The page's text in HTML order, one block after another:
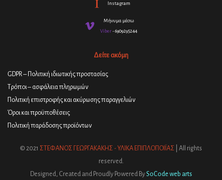
Instagram
Μήνυμα μέσω
Viber- 6909295244
Δείτε ακόμη
GDPR – Πολιτική ιδιωτικής προστασίας
Τρόποι – ασφάλεια πληρωμών
Πολιτική επιστροφής και ακύρωσης παραγγελιών
Όροι και προϋποθέσεις
Πολιτική παράδοσης προϊόντων
© 2021 ΣΤΕΦΑΝΟΣ ΓΕΩΡΓΑΚΑΚΗΣ - ΥΛΙΚΑ ΕΠΙΠΛΟΠΟΙΪΑΣ | All rights
reserved.
Designed, Created and Proudly Powered BySoCode web arts